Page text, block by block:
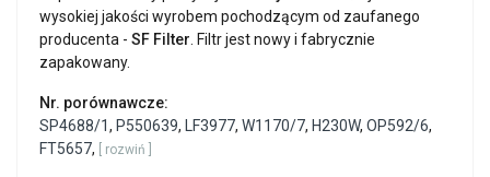
wysokiej jakości wyrobem pochodzącym od zaufanego
producenta - SF Filter . Filtr jest nowy i fabrycznie
zapakowany.
Nr. porównawcze:
SP4688/1, P550639, LF3977, W1170/7, H230W, OP592/6,
FT5657, [ rozwiń ]